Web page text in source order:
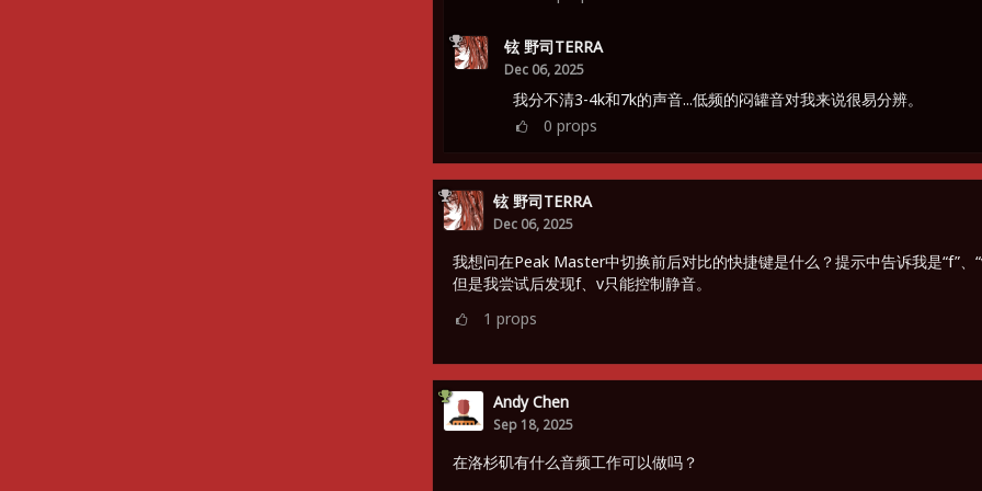
铉 野司TERRA
Dec 06, 2025
我分不清3-4k和7k的声音...低频的闷罐音对我来说很易分辨。
0 props
铉 野司TERRA
Dec 06, 2025
我想问在Peak Master中切换前后对比的快捷键是什么？提示中告诉我是“f”、
但是我尝试后发现f、v只能控制静音。
1 props
Andy Chen
Sep 18, 2025
在洛杉矶有什么音频工作可以做吗？